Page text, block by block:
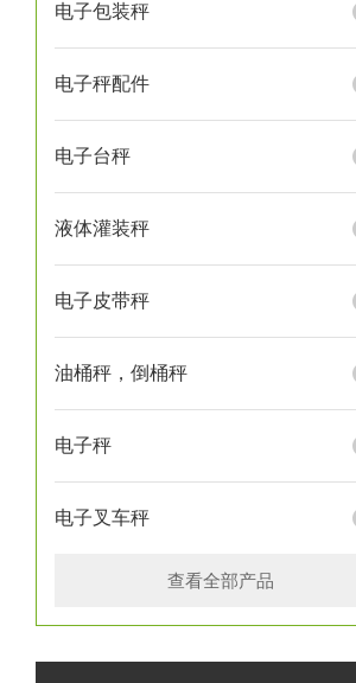
电子包装秤
电子秤配件
电子台秤
液体灌装秤
电子皮带秤
油桶秤，倒桶秤
电子秤
电子叉车秤
查看全部产品